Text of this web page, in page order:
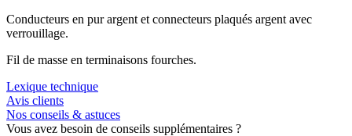
Conducteurs en pur argent et connecteurs plaqués argent avec
verrouillage.
Fil de masse en terminaisons fourches.
Lexique technique
Avis clients
Nos conseils & astuces
Vous avez besoin de conseils supplémentaires ?